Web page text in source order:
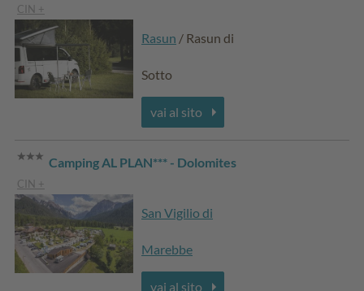
CIN +
Rasun / Rasun di
Sotto
vai al sito
Camping AL PLAN*** - Dolomites
CIN +
San Vigilio di
Marebbe
vai al sito